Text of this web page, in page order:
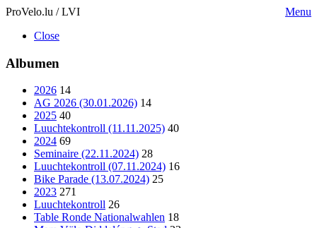
ProVelo.lu / LVI
Menu
Close
Albumen
2026 14
AG 2026 (30.01.2026) 14
2025 40
Luuchtekontroll (11.11.2025) 40
2024 69
Seminaire (22.11.2024) 28
Luuchtekontroll (07.11.2024) 16
Bike Parade (13.07.2024) 25
2023 271
Luuchtekontroll 26
Table Ronde Nationalwahlen 18